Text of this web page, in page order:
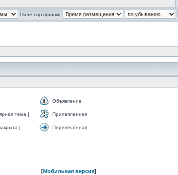
Поле сортировки
Объявление
тема ]
Прилепленная
]
Перенесённая
[Мобильная версия]